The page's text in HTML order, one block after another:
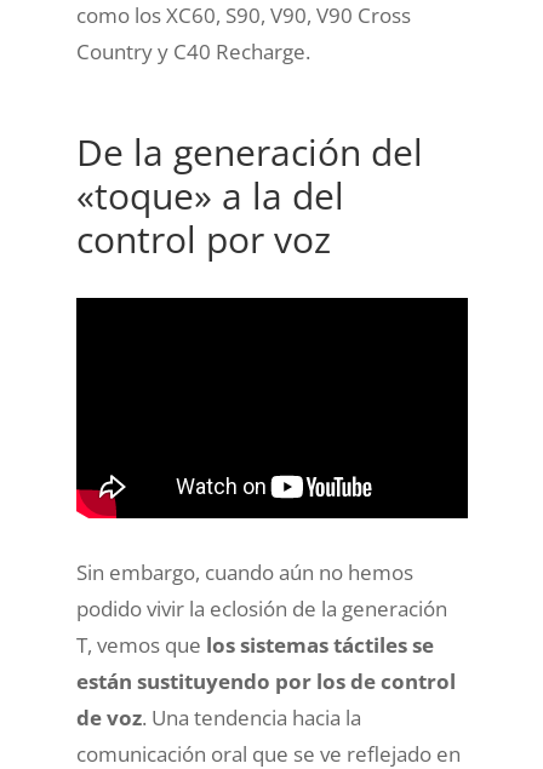
como los XC60, S90, V90, V90 Cross
Country y C40 Recharge.
De la generación del
«toque» a la del
control por voz
Sin embargo, cuando aún no hemos
podido vivir la eclosión de la generación
T, vemos que los sistemas táctiles se
están sustituyendo por los de control
de voz. Una tendencia hacia la
comunicación oral que se ve reflejado en